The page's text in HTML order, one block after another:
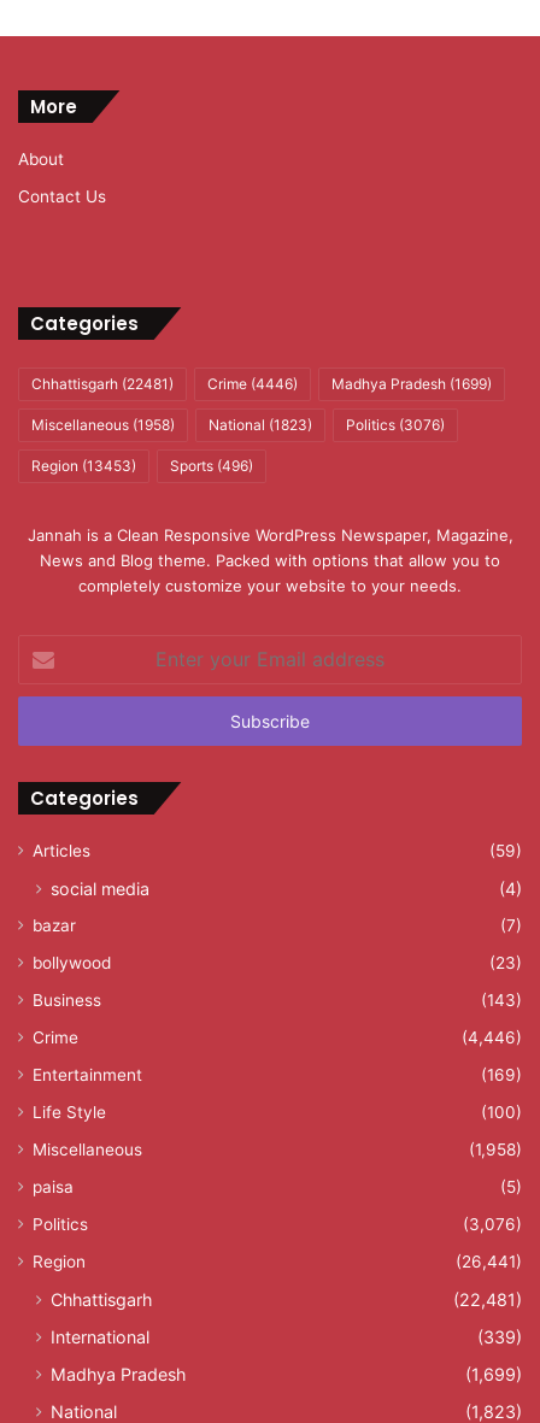
More
About
Contact Us
Categories
Chhattisgarh (22481) Crime (4446) Madhya Pradesh (1699)
Miscellaneous (1958) National (1823) Politics (3076)
Region (13453) Sports (496)
Jannah is a Clean Responsive WordPress Newspaper, Magazine,
News and Blog theme. Packed with options that allow you to
completely customize your website to your needs.
your
Email
Categories
Articles (59)
social media (4)
bazar
(7)
bollywood
(23)
Business
(143)
Crime
(4,446)
Entertainment
(169)
Life Style
(100)
Miscellaneous
(1,958)
paisa
(5)
Politics
(3,076)
Region
(26,441)
Chhattisgarh
(22,481)
International
(339)
Madhya Pradesh
(1,699)
National
(1,823)